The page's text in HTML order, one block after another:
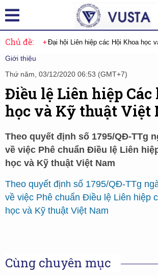
Chủ đề: Đại hội Liên hiệp các Hội Khoa học
Giới thiệu
Thứ năm, 03/12/2020 06:53 (GMT+7)
Điều lệ Liên hiệp Các
học và Kỹ thuật Việt
Theo quyết định số 1795/QĐ-TTg
về việc Phê chuẩn Điều lệ Liên
học và Kỹ thuật Việt Nam
Theo quyết định số 1795/QĐ-TTg
về việc Phê chuẩn Điều lệ Liên hiệp
học và Kỹ thuật Việt Nam
Cùng chuyên mục